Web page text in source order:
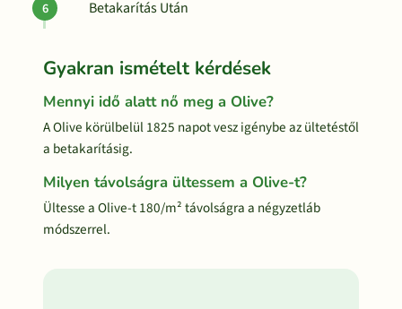
Betakarítás Után
Gyakran ismételt kérdések
Mennyi idő alatt nő meg a Olive?
A Olive körülbelül 1825 napot vesz igénybe az ültetéstől
a betakarításig.
Milyen távolságra ültessem a Olive-t?
Ültesse a Olive-t 180/m² távolságra a négyzetláb
módszerrel.